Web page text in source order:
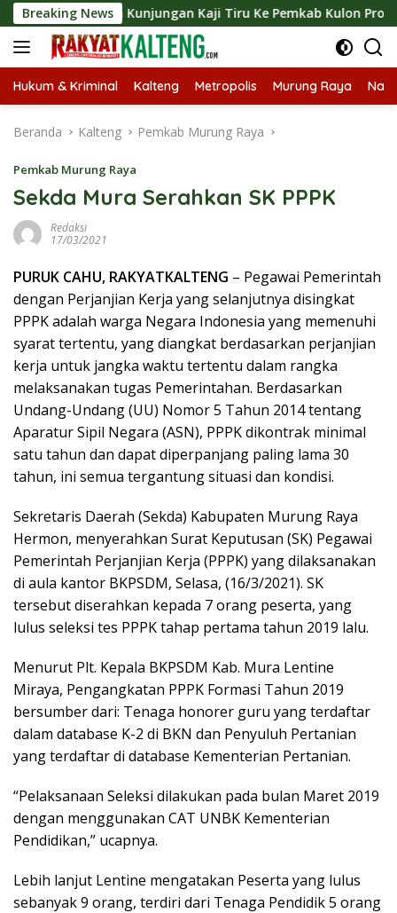
Langsung
ke
konten
Breaking News
Kunjungan Kaji Tiru Ke Pemkab Kulon Progo
Hukum & Kriminal Kalteng Metropolis Murung Raya
Beranda Kalteng Pemkab Murung Raya
Pemkab Murung Raya
Sekda Mura Serahkan SK PPPK
Redaksi
17/03/2021
PURUK CAHU, RAKYATKALTENG – Pegawai Pemerintah
dengan Perjanjian Kerja yang selanjutnya disingkat
PPPK adalah warga Negara Indonesia yang memenuhi
syarat tertentu, yang diangkat berdasarkan perjanjian
kerja untuk jangka waktu tertentu dalam rangka
melaksanakan tugas Pemerintahan. Berdasarkan
Undang-Undang (UU) Nomor 5 Tahun 2014 tentang
Aparatur Sipil Negara (ASN), PPPK dikontrak minimal
satu tahun dan dapat diperpanjang paling lama 30
tahun, ini semua tergantung situasi dan kondisi.
Sekretaris Daerah (Sekda) Kabupaten Murung Raya
Hermon, menyerahkan Surat Keputusan (SK) Pegawai
Pemerintah Perjanjian Kerja (PPPK) yang dilaksanakan
di aula kantor BKPSDM, Selasa, (16/3/2021). SK
tersebut diserahkan kepada 7 orang peserta, yang
lulus seleksi tes PPPK tahap pertama tahun 2019 lalu.
Menurut Plt. Kepala BKPSDM Kab. Mura Lentine
Miraya, Pengangkatan PPPK Formasi Tahun 2019
bersumber dari: Tenaga honorer guru yang terdaftar
dalam database K-2 di BKN dan Penyuluh Pertanian
yang terdaftar di database Kementerian Pertanian.
“Pelaksanaan Seleksi dilakukan pada bulan Maret 2019
dengan menggunakan CAT UNBK Kementerian
Pendidikan,” ucapnya.
Lebih lanjut Lentine mengatakan Peserta yang lulus
sebanyak 9 orang, terdiri dari Tenaga Pendidik 5 orang